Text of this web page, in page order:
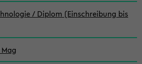
/ Diplom (Einschreibung bis